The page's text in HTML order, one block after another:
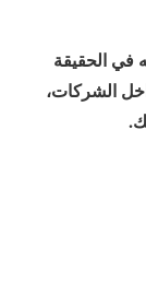
الحقيقة
الشركات،